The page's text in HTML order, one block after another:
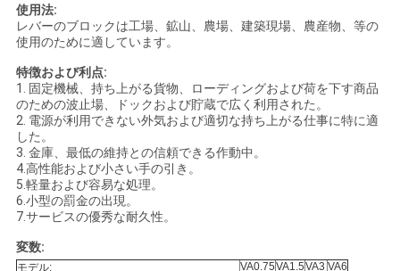
さ
い
ニ
ュ
ー
ス
使用法:
レバーのブロックは工場、鉱山、農場、建築現場、農産物、等の
使用のために適しています。
特徴および利点:
1. 固定機械、持ち上がる貨物、ローディングおよび荷を下す商品
のための波止場、ドックおよび貯蔵で広く利用された。
2. 電源が利用できない外気および適切な持ち上がる仕事に特に適
した。
3. 金庫、最低の維持との信頼できる作動中。
4.高性能および小さい手の引き。
5.軽量および容易な処理。
6.小型の罰金の出現。
7.サービスの優秀な耐久性。
変数:
モデル: VA0.75VA1.5VA3 VA6